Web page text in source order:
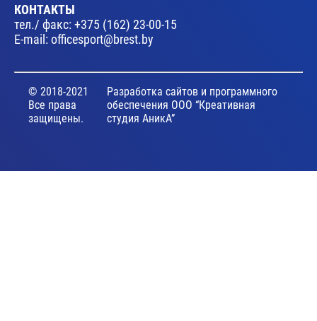
КОНТАКТЫ
тел./ факс: +375 (162) 23-00-15
E-mail: officesport@brest.by
© 2018-2021
Все права
защищены.
Разработка сайтов и программного
обеспечения ООО “Креативная
студия АникА”